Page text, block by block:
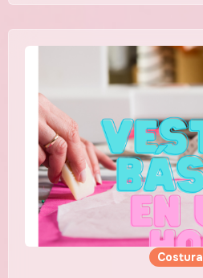
Costura